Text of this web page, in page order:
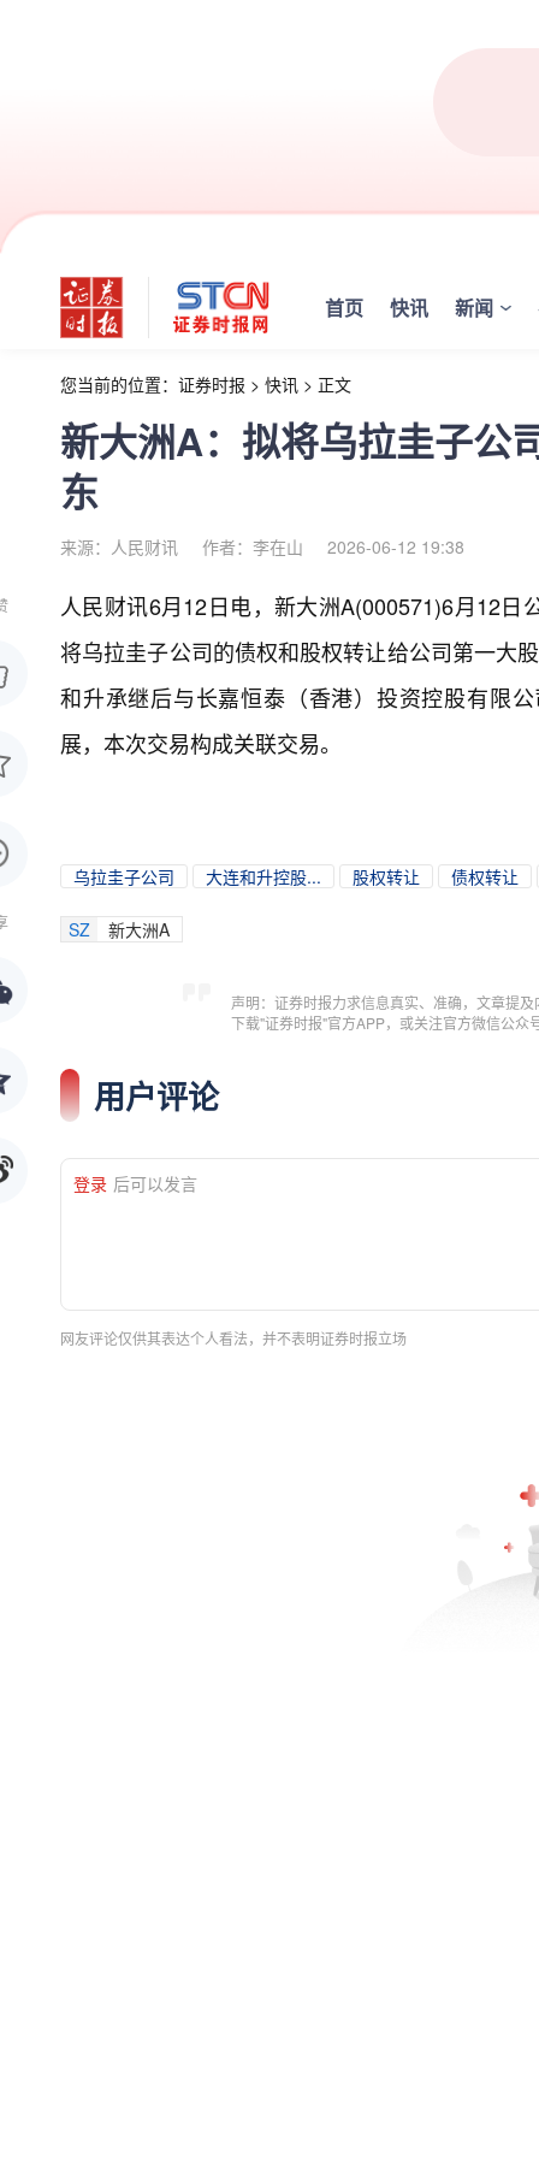
首页 快讯 新闻
您当前的位置： 证券时报 > 快讯 > 正文
新大洲A：拟将乌拉圭子公
东
来源：人民财讯 作者：李在山 2026-06-12 19:38
人民财讯6月12日电，新大洲A(000571)6月12日
将乌拉圭子公司的债权和股权转让给公司第一大
和升承继后与长嘉恒泰（香港）投资控股有限
展，本次交易构成关联交易。
乌拉圭子公司 大连和升控股... 股权转让 债权转让
SZ 新大洲A
声明：证券时报力求信息真实、准确，文章提
下载"证券时报"官方APP，或关注官方微信公
用户评论
登录 后可以发言
网友评论仅供其表达个人看法，并不表明证券时报立场